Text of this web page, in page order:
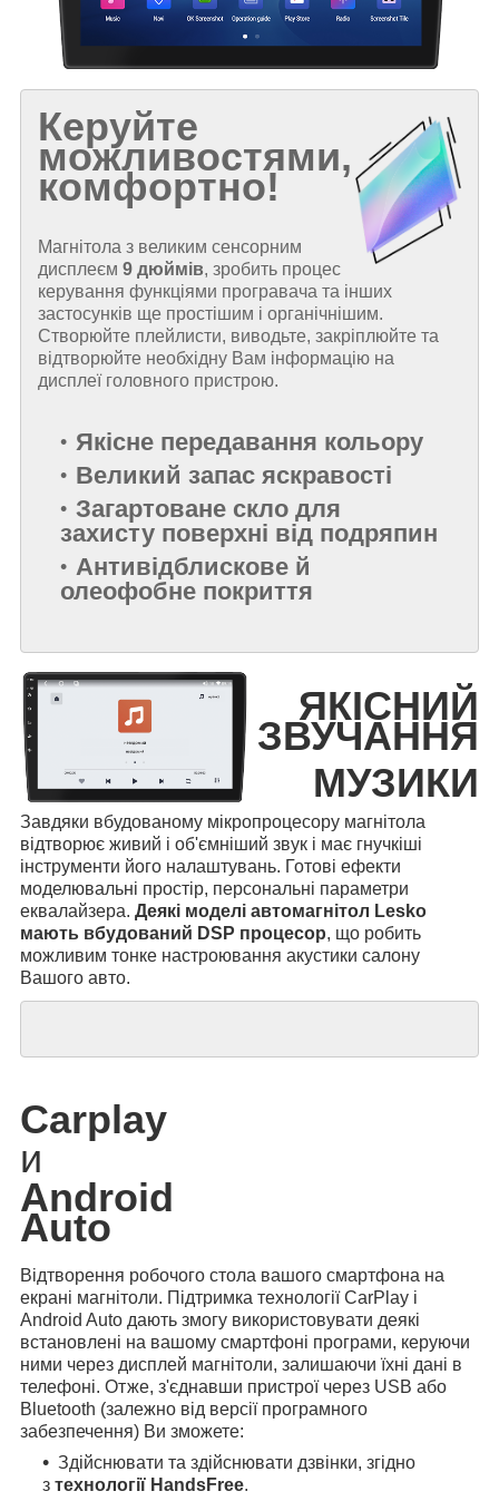
Керуйте
можливостями,
комфортно!
Магнітола з великим сенсорним
дисплеєм 9 дюймів, зробить процес
керування функціями програвача та інших
застосунків ще простішим і органічнішим.
Створюйте плейлисти, виводьте, закріплюйте та
відтворюйте необхідну Вам інформацію на
дисплеї головного пристрою.
Якісне передавання кольору
Великий запас яскравості
Загартоване скло для
захисту поверхні від подряпин
Антивідблискове й
олеофобне покриття
ЯКІСНИЙ
ЗВУЧАННЯ
МУЗИКИ
Завдяки вбудованому мікропроцесору магнітола
відтворює живий і об'ємніший звук і має гнучкіші
інструменти його налаштувань. Готові ефекти
моделювальні простір, персональні параметри
еквалайзера. Деякі моделі автомагнітол Lesko
мають вбудований DSP процесор, що робить
можливим тонке настроювання акустики салону
Вашого авто.
Carplay
и
Android
Auto
Відтворення робочого стола вашого смартфона на
екрані магнітоли. Підтримка технології CarPlay і
Android Auto дають змогу використовувати деякі
встановлені на вашому смартфоні програми, керуючи
ними через дисплей магнітоли, залишаючи їхні дані в
телефоні. Отже, з'єднавши пристрої через USB або
Bluetooth (залежно від версії програмного
забезпечення) Ви зможете:
Здійснювати та здійснювати дзвінки, згідно
з технології HandsFree.